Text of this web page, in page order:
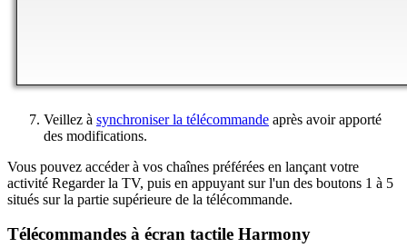
Veillez à synchroniser la télécommande après avoir apporté
des modifications.
Vous pouvez accéder à vos chaînes préférées en lançant votre
activité Regarder la TV, puis en appuyant sur l'un des boutons 1 à 5
situés sur la partie supérieure de la télécommande.
Télécommandes à écran tactile Harmony